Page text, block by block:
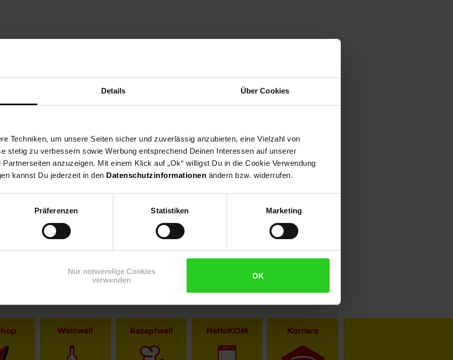
Details Über Cookies
Techniken, um unsere Seiten sicher und zuverlässig anzubieten, eine Vielzahl von
stetig zu verbessern sowie Werbung entsprechend Deinen Interessen auf unserer
anzuzeigen. Mit einem Klick auf „Ok“ willigst Du in die Cookie Verwendung
kannst Du jederzeit in den Datenschutzinformationen ändern bzw. widerrufen.
Präferenzen Statistiken Marketing
Nur notwendige Cookies
verwenden
OK
Germany
Weinwelt Rezeptwelt NettoKOM Karriere